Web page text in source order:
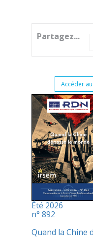
Partagez...
Accéder
Été 2026
n° 892
Quand la Chine